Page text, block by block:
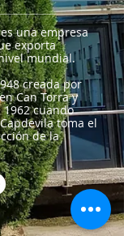
una empresa
exporta
mundial.
creada por
Can Torra y
cuando
toma el
de la